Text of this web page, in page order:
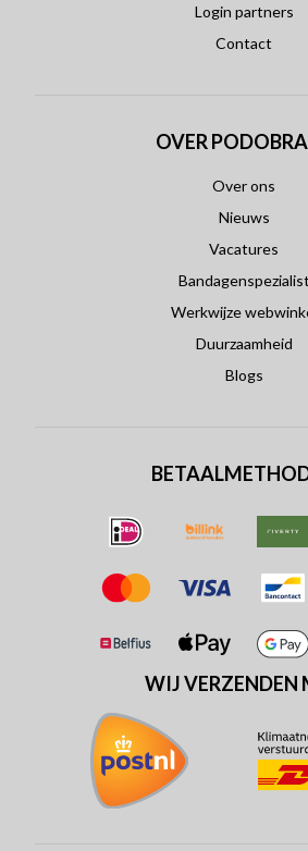
Login partners
Contact
OVER
Over ons
Nieuws
Vacatures
Bandagenspezialist
Werkwijze
Duurzaamheid
Blogs
WIJ VERZENDEN